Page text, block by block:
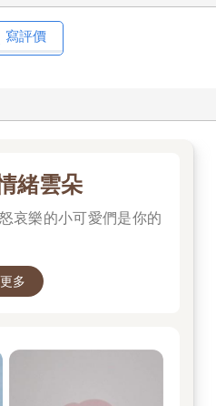
寫評價
緒雲朵
哀樂的小可愛們是你的
多